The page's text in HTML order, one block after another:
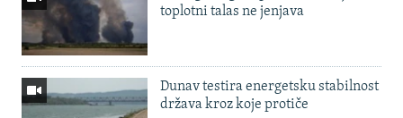
toplotni talas ne jenjava
Dunav testira energetsku stabilnost
država kroz koje protiče